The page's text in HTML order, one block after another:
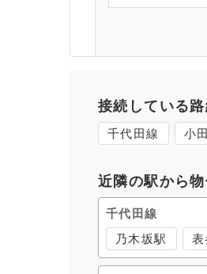
接続している
千代田線 小
近隣の駅から
千代田線
乃木坂駅 表